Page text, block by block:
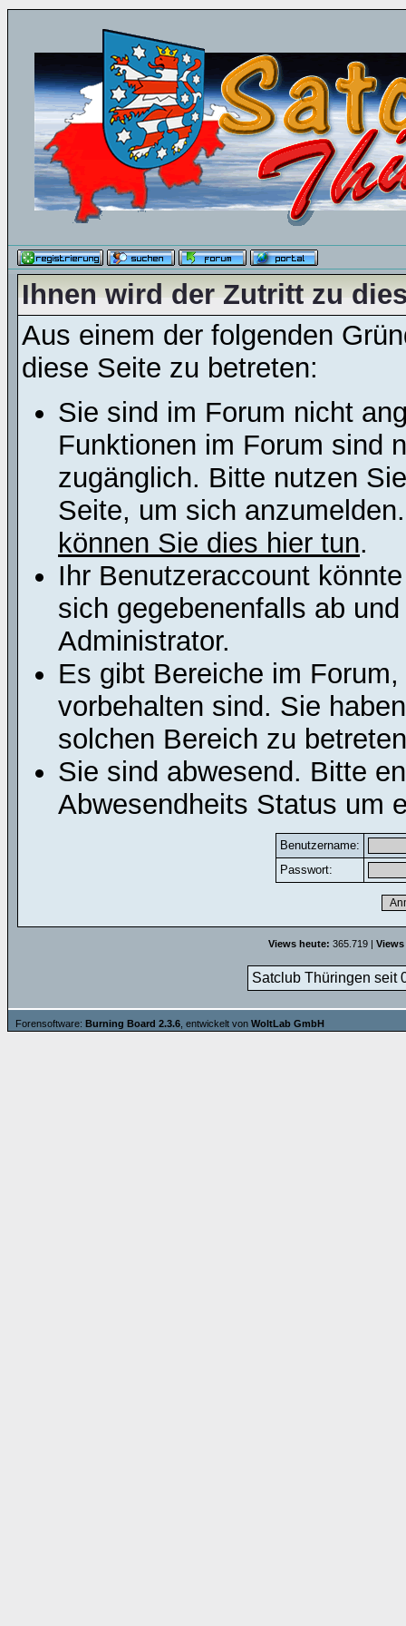
Ihnen wird der Zutritt zu
Aus einem der folgenden
diese Seite zu betreten:
Sie sind im Forum nicht
Funktionen im Forum sind
zugänglich. Bitte nutzen
Seite, um sich
können Sie dies hier tun.
Ihr Benutzeraccount
sich gegebenenfalls ab
Administrator.
Es gibt Bereiche im
vorbehalten sind. Sie
solchen Bereich zu
Sie sind abwesend. Bitte
Abwesendheits Status um
Benutzername:
Passwort:
Views heute: 365.719 |
Satclub Thüringen seit
Forensoftware: Burning Board 2.3.6 , entwickelt von WoltLab GmbH